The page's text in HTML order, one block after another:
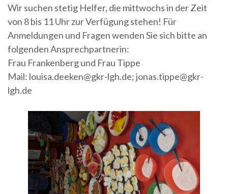
Wir suchen stetig Helfer, die mittwochs in der Zeit
von 8 bis 11 Uhr zur Verfügung stehen! Für
Anmeldungen und Fragen wenden Sie sich bitte an
folgenden Ansprechpartnerin:
Frau Frankenberg und Frau Tippe
Mail: louisa.deeken@gkr-lgh.de; jonas.tippe@gkr-
lgh.de